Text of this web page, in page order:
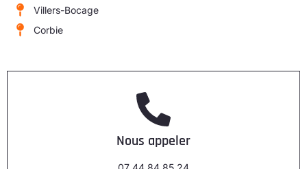
Villers-Bocage
Corbie
Nous appeler